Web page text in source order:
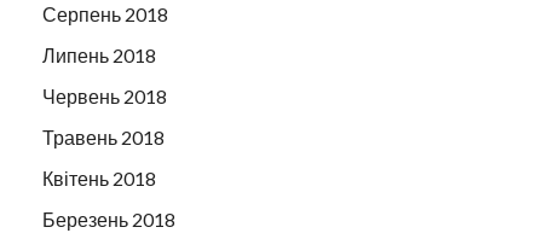
Серпень 2018
Липень 2018
Червень 2018
Травень 2018
Квітень 2018
Березень 2018